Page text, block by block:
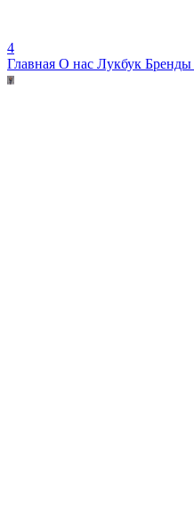
4
Главная О нас Лукбук Бренды